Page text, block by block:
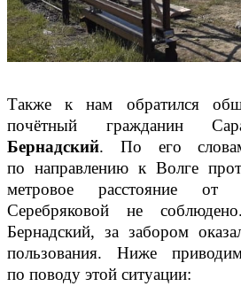
Также к нам обратился
почётный гражданин
Бернадский. По его
по направлению к Волге
метровое расстояние
Серебряковой не
Бернадский, за забором
пользования. Ниже
по поводу этой ситуации: